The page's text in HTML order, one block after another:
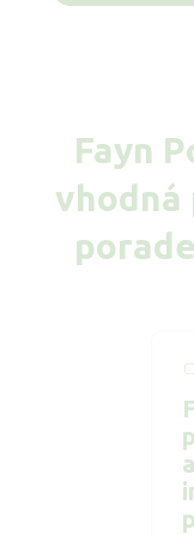
Fayn
vhodná
a